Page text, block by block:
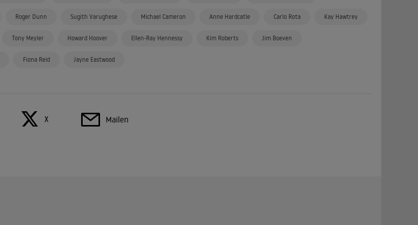
Roger Dunn Sugith Varughese Michael Cameron Anne Hardcatle Carlo Rota Kay Hawtrey
Tony Meyler Howard Hoover Ellen-Ray Hennessy Kim Roberts Jim Boeven
Fiona Reid Jayne Eastwood
X Mailen